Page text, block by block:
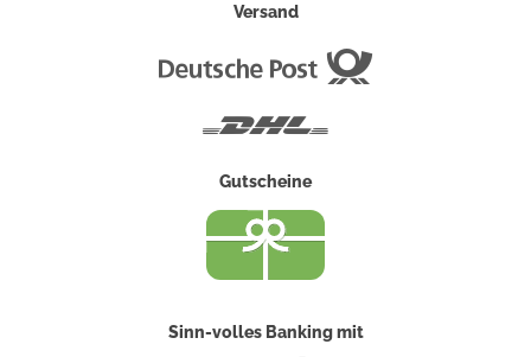
Versand
Gutscheine
Sinn-volles Banking mit